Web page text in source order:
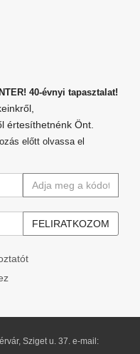
40-évnyi tapasztalat!
értesíthetnénk Önt.
előtt olvassa el
Sziget u. 37. e-mail: